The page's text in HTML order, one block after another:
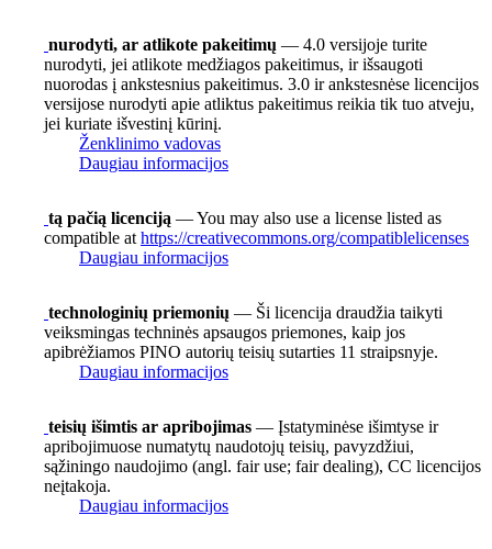
nurodyti, ar atlikote pakeitimų — 4.0 versijoje turite
nurodyti, jei atlikote medžiagos pakeitimus, ir išsaugoti
nuorodas į ankstesnius pakeitimus. 3.0 ir ankstesnėse licencijos
versijose nurodyti apie atliktus pakeitimus reikia tik tuo atveju,
jei kuriate išvestinį kūrinį.
Ženklinimo vadovas
Daugiau informacijos
tą pačią licenciją — You may also use a license listed as
compatible at https://creativecommons.org/compatiblelicenses
Daugiau informacijos
technologinių priemonių — Ši licencija draudžia taikyti
veiksmingas techninės apsaugos priemones, kaip jos
apibrėžiamos PINO autorių teisių sutarties 11 straipsnyje.
Daugiau informacijos
teisių išimtis ar apribojimas — Įstatyminėse išimtyse ir
apribojimuose numatytų naudotojų teisių, pavyzdžiui,
sąžiningo naudojimo (angl. fair use; fair dealing), CC licencijos
neįtakoja.
Daugiau informacijos